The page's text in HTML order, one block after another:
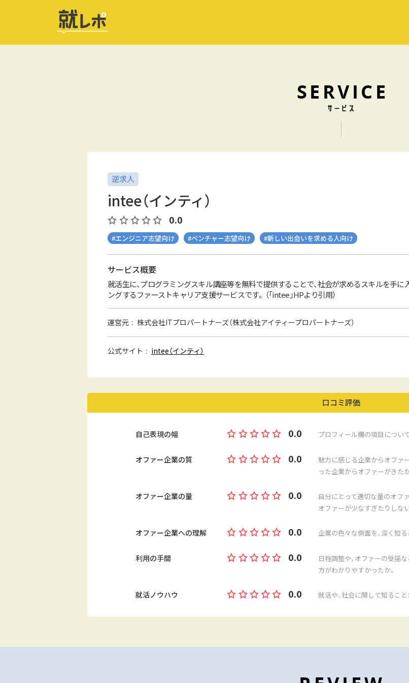
逆求人
intee（インティ）
0.0
#エンジニア志望向け #ベンチャー志望向け #新しい出会いを求める人向け
サービス概要
就活生に、プログラミングスキル講座等を無料で提供することで、社会が求めるスキルを手に
ングするファーストキャリア支援サービスです。 （「intee」HPより引用）
運営元 株式会社ITプロパートナーズ（株式会社アイティープロパートナーズ）
公式サイト intee（インティ）
口コミ評価
自己表現の幅 0.0 プロフィール欄の項目につい
オファー企業の質 0.0
魅力に感じる企業からオファ
った企業からオファーがきたか
オファー企業の量 0.0
自分にとって適切な量のオフ
オファーが少なすぎたりしない
オファー企業への理解 0.0 企業の色々な側面を、深く知
利用の手間 0.0
日程調整や、オファーの受諾
方がわかりやすかったか。
就活ノウハウ 0.0 就活や、社会に関して知ること